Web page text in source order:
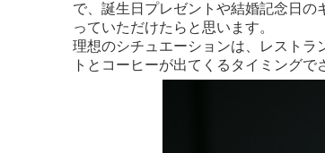
で、誕生日プレゼントや結婚記念日
っていただけたらと思います。
理想のシチュエーションは、レスト
トとコーヒーが出てくるタイミングで